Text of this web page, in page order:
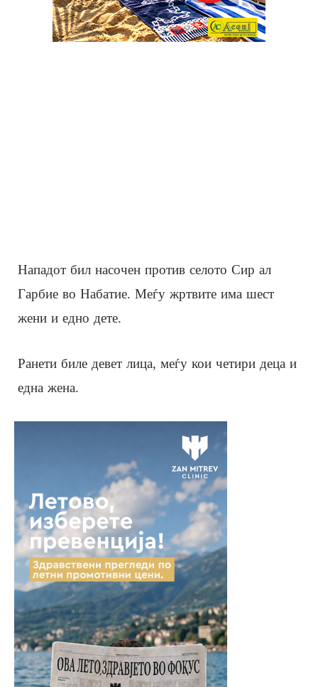
Нападот бил насочен против селото Сир ал
Гарбие во Набатие. Меѓу жртвите има шест
жени и едно дете.
Ранети биле девет лица, меѓу кои четири деца и
една жена.